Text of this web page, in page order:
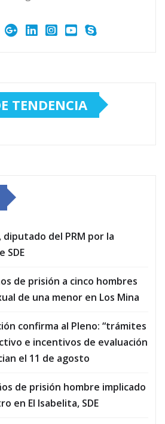
TENDENCIA
diputado del PRM por la
SDE
de prisión a cinco hombres
de una menor en Los Mina
confirma al Pleno: “trámites
e incentivos de evaluación
el 11 de agosto
de prisión hombre implicado
en El Isabelita, SDE